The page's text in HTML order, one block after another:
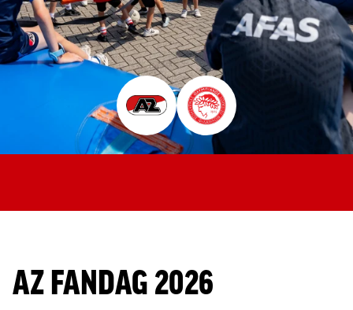
Jong AZ
Seizoenkaart
AZ FANDAG 2026